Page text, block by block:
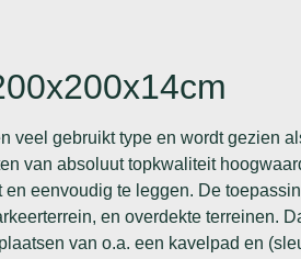
veel gebruikt type en wordt gezien
van absoluut topkwaliteit
eenvoudig te leggen. De
en overdekte terreinen.
van o.a. een kavelpad en